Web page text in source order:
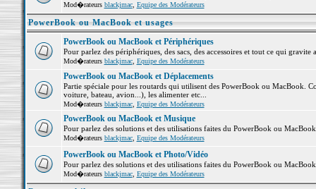
Mod�rateurs blackjmac, Equipe des Modérateurs
PowerBook ou MacBook et usages
PowerBook ou MacBook et Périphériques
Pour parlez des périphériques, des sacs, des accessoires et tout ce qui
Mod�rateurs blackjmac, Equipe des Modérateurs
PowerBook ou MacBook et Déplacements
Partie spéciale pour les routards qui utilisent des PowerBook ou MacBook.
voiture, bateau, avion...), les alimenter etc...
Mod�rateurs blackjmac, Equipe des Modérateurs
PowerBook ou MacBook et Musique
Pour parlez des solutions et des utilisations faites du PowerBook ou
Mod�rateurs blackjmac, Equipe des Modérateurs
PowerBook ou MacBook et Photo/Vidéo
Pour parlez des solutions et des utilisations faites du PowerBook ou
Mod�rateurs blackjmac, Equipe des Modérateurs